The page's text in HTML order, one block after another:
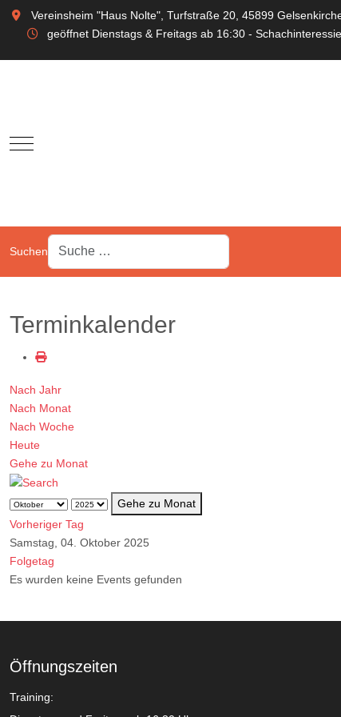
Vereinsheim "Haus Nolte", Turfstraße 20, 45899
geöffnet Dienstags & Freitags ab 16:30 -
Mobile Menu Toggle
Suchen
Terminkalender
Nach Jahr
Nach Monat
Nach Woche
Heute
Gehe zu Monat
Gehe zu Monat
Vorheriger Tag
Samstag, 04. Oktober 2025
Folgetag
Es wurden keine Events gefunden
Öffnungszeiten
Training: